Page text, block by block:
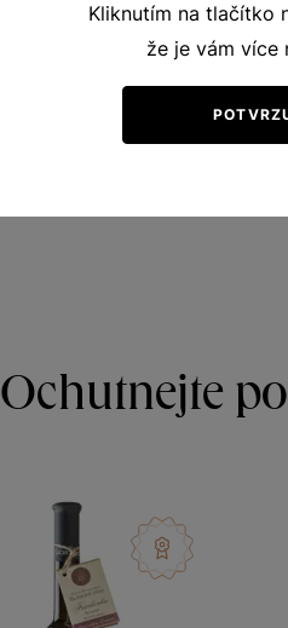
Ochutnejte
Kliknutím na tlačítko
že je vám více